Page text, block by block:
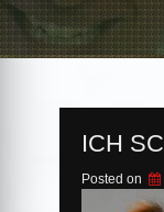
ICH
Posted on